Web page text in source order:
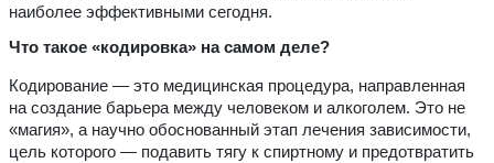
наиболее эффективными сегодня.
Что такое «кодировка» на самом деле?
Кодирование — это медицинская процедура, направленная
на создание барьера между человеком и алкоголем. Это не
«магия», а научно обоснованный этап лечения зависимости,
цель которого — подавить тягу к спиртному и предотвратить